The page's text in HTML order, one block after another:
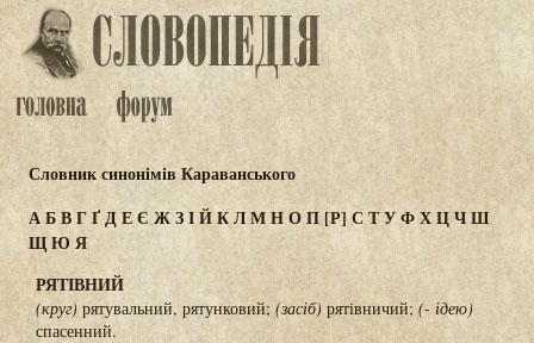
Словник синонімів Караванського
АБВГҐДЕЄ ЖЗІЙКЛМНОП[Р] С ТУФХЦЧШ
ЩЮ Я
РЯТІВНИЙ
(круг)рятувальний, рятунковий; (засіб) рятівничий; (- ідею)
спасенний.